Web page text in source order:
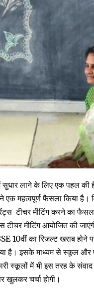
में सुधार लाने के लिए एक पहल
एक महत्वपूर्ण फैसला किया है।
टीचर मीटिंग करने का
टीचर मीटिंग आयोजित की
10वीं का रिजल्ट खराब होने
है। इसके माध्यम से स्कूल और
स्कूलों में भी इस तरह के संवाद
खुलकर चर्चा होगी।